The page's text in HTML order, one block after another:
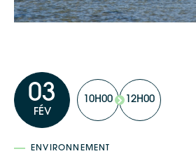
03
FÉV
10H00 12H00
ENVIRONNEMENT